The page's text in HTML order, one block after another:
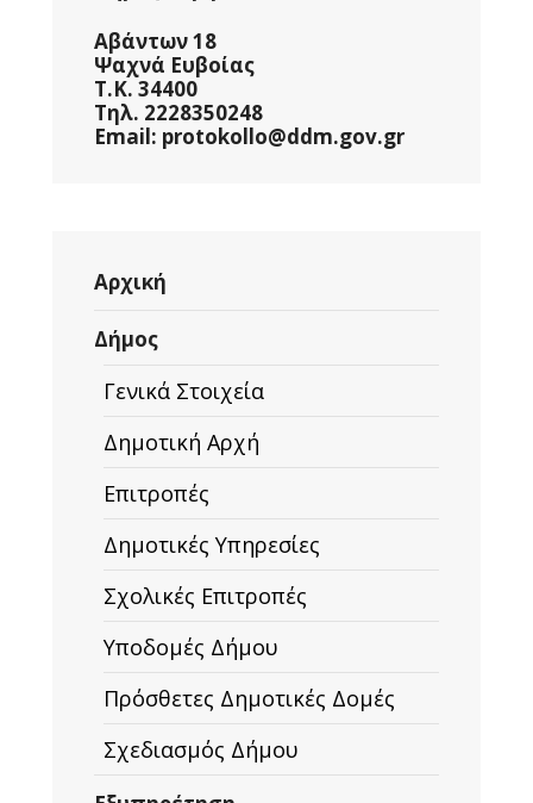
Αβάντων 18
Ψαχνά Ευβοίας
Τ.Κ. 34400
Τηλ. 2228350248
Email: protokollo@ddm.gov.gr
Αρχική
Δήμος
Γενικά Στοιχεία
Δημοτική Αρχή
Επιτροπές
Δημοτικές Υπηρεσίες
Σχολικές Επιτροπές
Υποδομές Δήμου
Πρόσθετες Δημοτικές Δομές
Σχεδιασμός Δήμου